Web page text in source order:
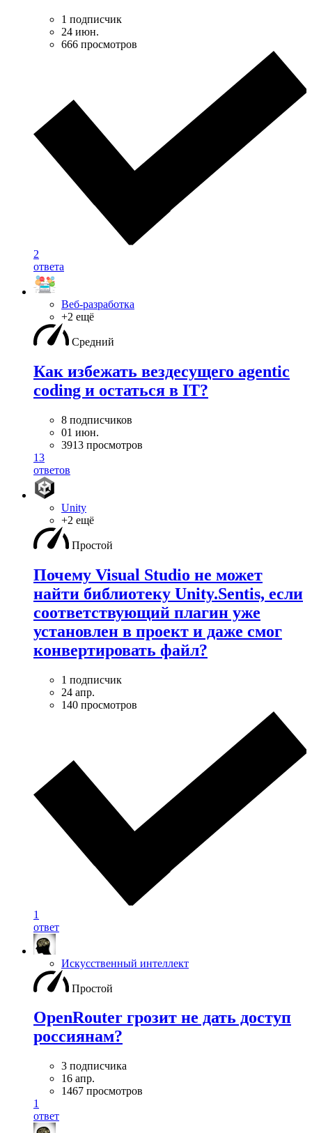
1 подписчик
24 июн.
666 просмотров
2
ответа
Веб-разработка
+2 ещё
Средний
Как избежать вездесущего agentic
coding и остаться в IT?
8 подписчиков
01 июн.
3913 просмотров
13
ответов
Unity
+2 ещё
Простой
Почему Visual Studio не может
найти библиотеку Unity.Sentis, если
соответствующий плагин уже
установлен в проект и даже смог
конвертировать файл?
1 подписчик
24 апр.
140 просмотров
1
ответ
Искусственный интеллект
Простой
OpenRouter грозит не дать доступ
россиянам?
3 подписчика
16 апр.
1467 просмотров
1
ответ